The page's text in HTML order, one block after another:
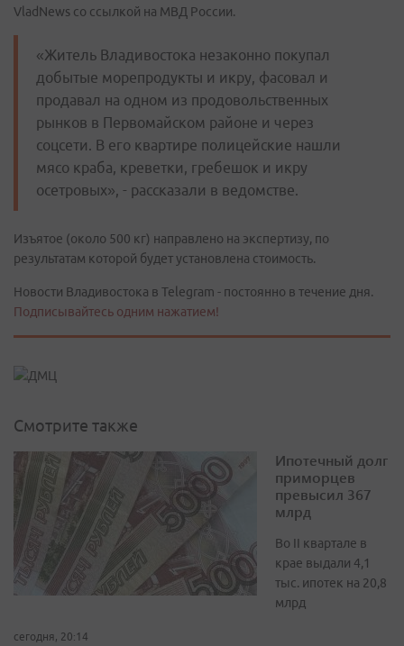
VladNews со ссылкой на МВД России.
«Житель Владивостока незаконно покупал
добытые морепродукты и икру, фасовал и
продавал на одном из продовольственных
рынков в Первомайском районе и через
соцсети. В его квартире полицейские нашли
мясо краба, креветки, гребешок и икру
осетровых», - рассказали в ведомстве.
Изъятое (около 500 кг) направлено на экспертизу, по
результатам которой будет установлена стоимость.
Новости Владивостока в Telegram - постоянно в течение дня.
Подписывайтесь одним нажатием!
Смотрите также
Ипотечный долг
приморцев
превысил 367
млрд
Во II квартале в
крае выдали 4,1
тыс. ипотек на 20,8
млрд
сегодня, 20:14